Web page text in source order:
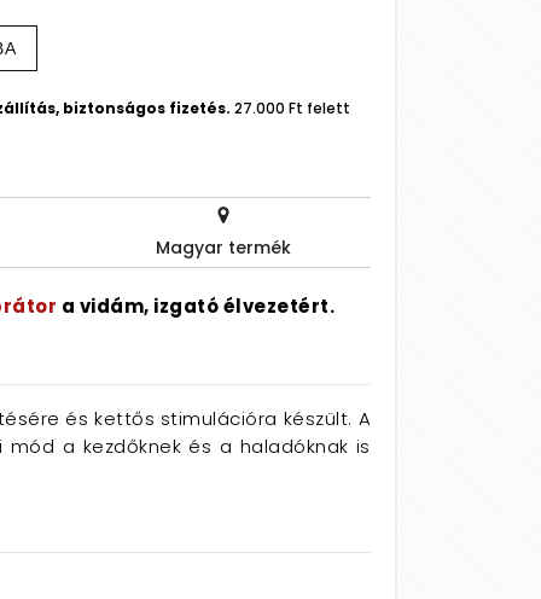
biztonságos fizetés. 27.000 Ft felett
Magyar termék
a vidám, izgató élvezetért.
és kettős stimulációra készült. A
a kezdőknek és a haladóknak is